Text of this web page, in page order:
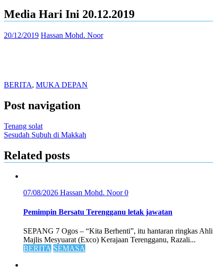
Media Hari Ini 20.12.2019
20/12/2019 Hassan Mohd. Noor
BERITA, MUKA DEPAN
Post navigation
Tenang solat
Sesudah Subuh di Makkah
Related posts
07/08/2026 Hassan Mohd. Noor0
Pemimpin Bersatu Terengganu letak jawatan
SEPANG 7 Ogos – “Kita Berhenti”, itu hantaran ringkas Ahli
Majlis Mesyuarat (Exco) Kerajaan Terengganu, Razali...
BERITA SEMASA